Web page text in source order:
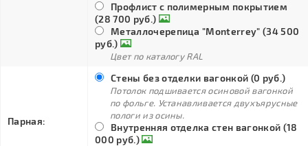
Профлист с полимерным покрытием
(28 700 руб.)
Металлочерепица "Monterrey" (34 500
руб.)
Цвет по каталогу RAL
Парная:
Стены без отделки вагонкой (0 руб.)
Потолок подшивается осиновой вагонкой
по фольге. Устанавливается двухъярусные
пологи из осины.
Внутренняя отделка стен вагонкой (18
000 руб.)